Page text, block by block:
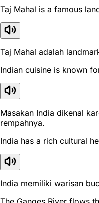
Taj Mahal is a famous
Taj Mahal adalah
Indian cuisine is known
Masakan India dikenal
rempahnya.
India has a rich cultural
India memiliki warisan